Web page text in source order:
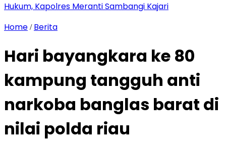
Hukum, Kapolres Meranti Sambangi Kajari
Home / Berita
Hari bayangkara ke 80
kampung tangguh anti
narkoba banglas barat di
nilai polda riau